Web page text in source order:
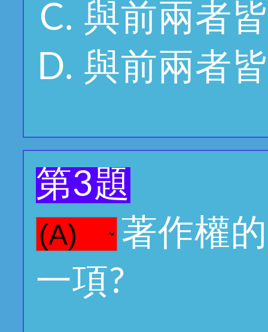
與前兩者
與前兩者
第3題
著作權
一項?